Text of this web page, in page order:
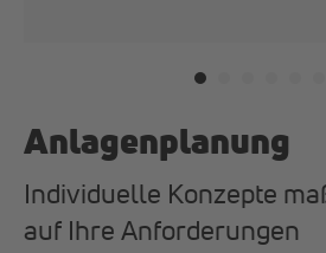
Anlagenplanung
Individuelle Konzepte
auf Ihre Anforderungen